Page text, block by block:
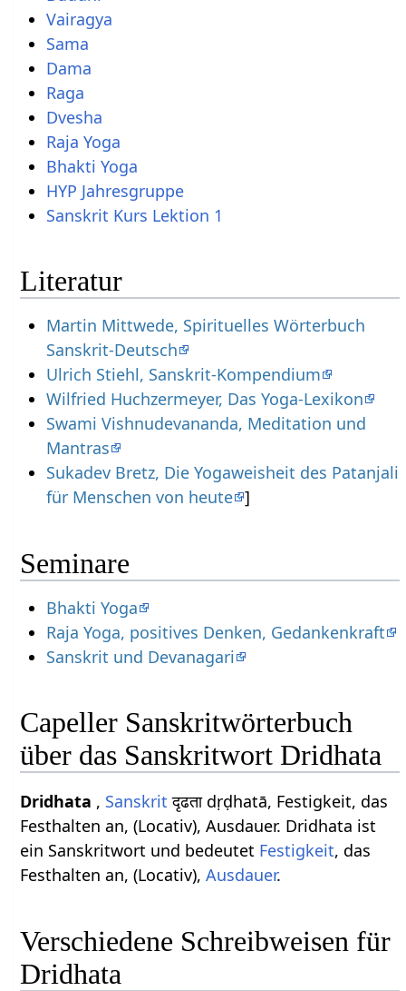
Vairagya
Sama
Dama
Raga
Dvesha
Raja Yoga
Bhakti Yoga
HYP Jahresgruppe
Sanskrit Kurs Lektion 1
Literatur
Martin Mittwede, Spirituelles Wörterbuch
Sanskrit-Deutsch
Ulrich Stiehl, Sanskrit-Kompendium
Wilfried Huchzermeyer, Das Yoga-Lexikon
Swami Vishnudevananda, Meditation und
Mantras
Sukadev Bretz, Die Yogaweisheit des Patanjali
für Menschen von heute ]
Seminare
Bhakti Yoga
Raja Yoga, positives Denken, Gedankenkraft
Sanskrit und Devanagari
Capeller Sanskritwörterbuch
über das Sanskritwort Dridhata
Dridhata , Sanskrit दृढता dṛḍhatā, Festigkeit, das
Festhalten an, (Locativ), Ausdauer. Dridhata ist
ein Sanskritwort und bedeutet Festigkeit, das
Festhalten an, (Locativ),Ausdauer.
Verschiedene Schreibweisen für
Dridhata